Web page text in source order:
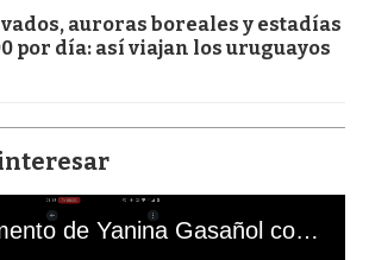
auroras boreales y estadías
por día: así viajan los uruguayos
El mal momento de Yanina Gasañol con un hincha argentino en "Subrayado"